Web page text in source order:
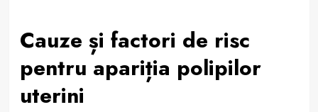
Cauze și factori de risc
pentru apariția polipilor
uterini